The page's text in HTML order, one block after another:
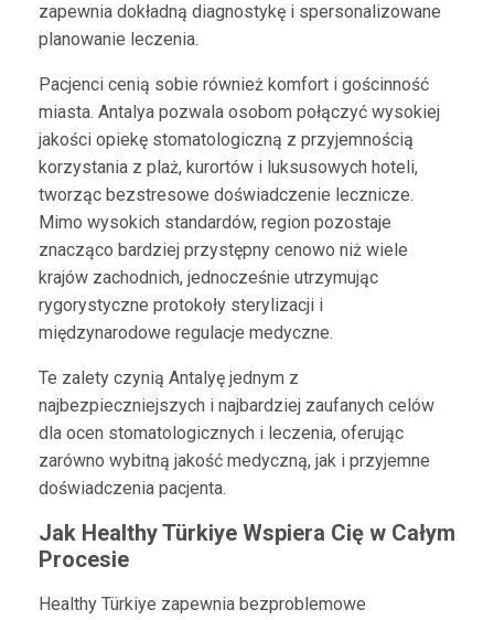
zapewnia dokładną diagnostykę i spersonalizowane
planowanie leczenia.
Pacjenci cenią sobie również komfort i gościnność
miasta. Antalya pozwala osobom połączyć wysokiej
jakości opiekę stomatologiczną z przyjemnością
korzystania z plaż, kurortów i luksusowych hoteli,
tworząc bezstresowe doświadczenie lecznicze.
Mimo wysokich standardów, region pozostaje
znacząco bardziej przystępny cenowo niż wiele
krajów zachodnich, jednocześnie utrzymując
rygorystyczne protokoły sterylizacji i
międzynarodowe regulacje medyczne.
Te zalety czynią Antalyę jednym z
najbezpieczniejszych i najbardziej zaufanych celów
dla ocen stomatologicznych i leczenia, oferując
zarówno wybitną jakość medyczną, jak i przyjemne
doświadczenia pacjenta.
Jak Healthy Türkiye Wspiera Cię w Całym
Procesie
Healthy Türkiye zapewnia bezproblemowe